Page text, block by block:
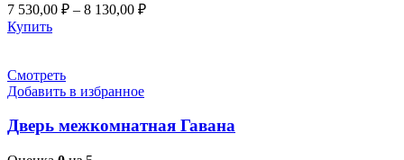
7 530,00 ₽ – 8 130,00 ₽
Купить
Смотреть
Добавить в избранное
Дверь межкомнатная Гавана